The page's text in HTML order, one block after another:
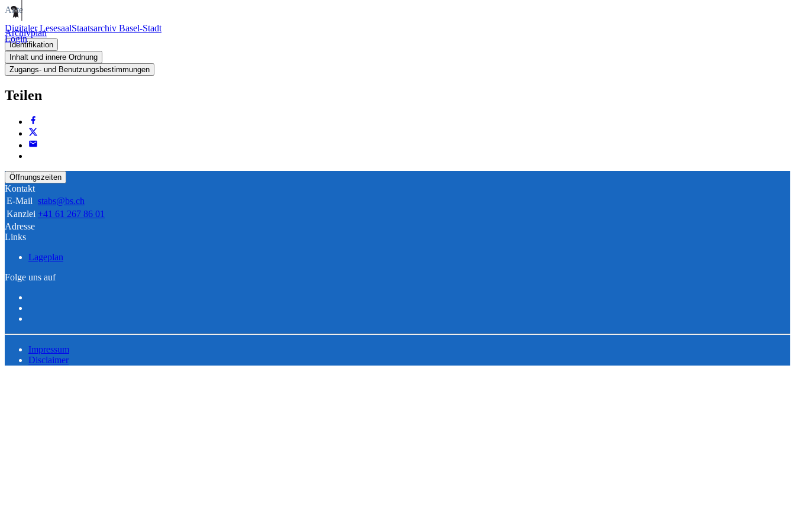
Digitaler LesesaalStaatsarchiv Basel-Stadt
Login
Akte
Archivplan
Identifikation
Inhalt und innere Ordnung
Zugangs- und Benutzungsbestimmungen
Teilen
Öffnungszeiten
Kontakt
E-Mail stabs@bs.ch
Kanzlei +41 61 267 86 01
Adresse
Links
Lageplan
Folge uns auf
Impressum
Disclaimer